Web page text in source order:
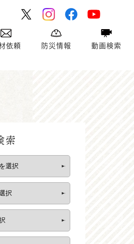
依頼 防災情報 動画検索
索